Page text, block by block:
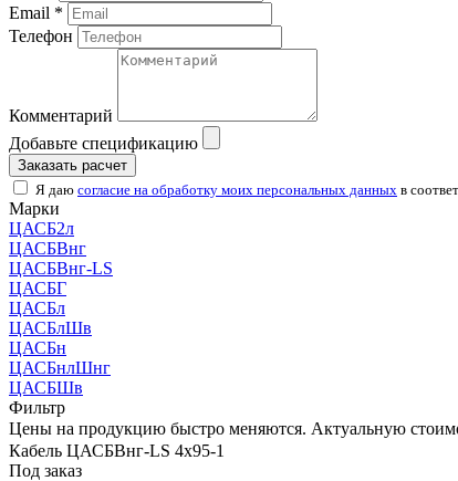
Email *
Телефон
Комментарий
Добавьте спецификацию
Заказать расчет
Я даю согласие на обработку моих персональных данных в
Марки
ЦАСБ2л
ЦАСБВнг
ЦАСБВнг-LS
ЦАСБГ
ЦАСБл
ЦАСБлШв
ЦАСБн
ЦАСБнлШнг
ЦАСБШв
Фильтр
Цены на продукцию быстро меняются. Актуальную
Кабель ЦАСБВнг-LS 4х95-1
Под заказ